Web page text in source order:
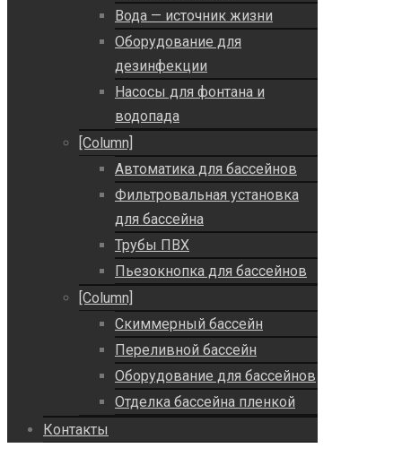
Вода — источник жизни
Оборудование для
дезинфекции
Насосы для фонтана и
водопада
[Column]
Автоматика для бассейнов
Фильтровальная установка
для бассейна
Трубы ПВХ
Пьезокнопка для бассейнов
[Column]
Скиммерный бассейн
Переливной бассейн
Оборудование для бассейнов
Отделка бассейна пленкой
Контакты